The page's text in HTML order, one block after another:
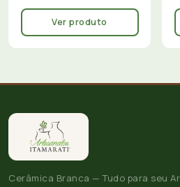
Ver produto
Cerâmica Branca — Tudo para seu